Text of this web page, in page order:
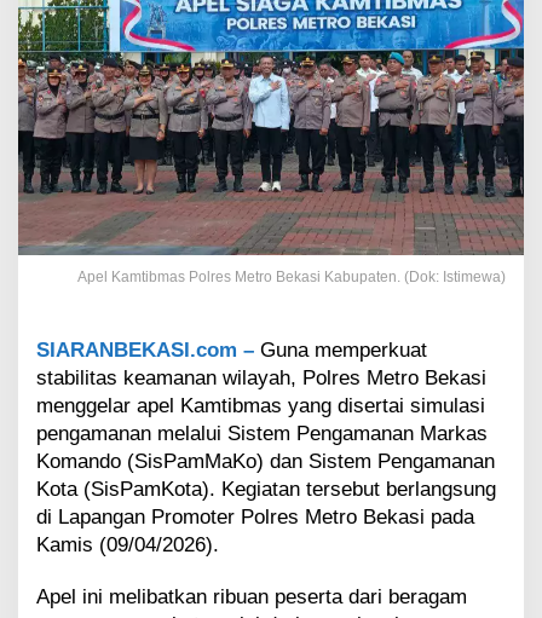
K
a
b
u
p
a
e
n
B
e
a
:
P
o
s
i
d
a
a
Apel Kamtibmas Polres Metro Bekasi Kabupaten. (Dok: Istimewa)
SIARANBEKASI.com – Guna memperkuat
stabilitas keamanan wilayah, Polres Metro Bekasi
menggelar apel Kamtibmas yang disertai simulasi
pengamanan melalui Sistem Pengamanan Markas
Komando (SisPamMaKo) dan Sistem Pengamanan
Kota (SisPamKota). Kegiatan tersebut berlangsung
di Lapangan Promoter Polres Metro Bekasi pada
Kamis (09/04/2026).
Apel ini melibatkan ribuan peserta dari beragam